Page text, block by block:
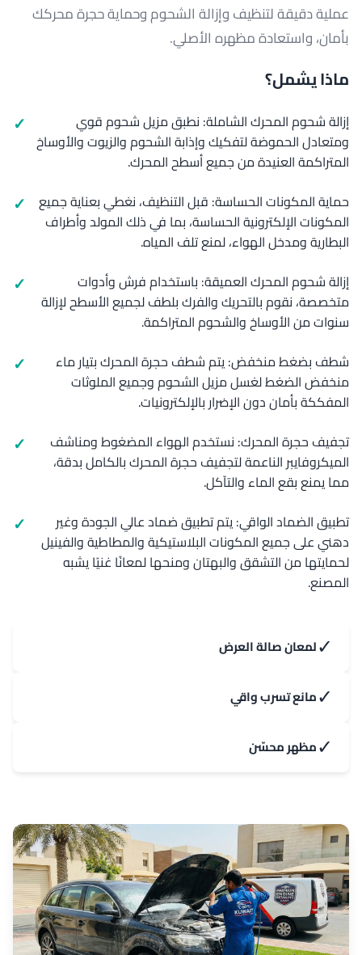
عملية دقيقة لتنظيف وإزالة الشحوم وحماية حجرة محركك
بأمان، واستعادة مظهره الأصلي.
ماذا يشمل؟
إزالة شحوم المحرك الشاملة: نطبق مزيل شحوم قوي
ومتعادل الحموضة لتفكيك وإذابة الشحوم والزيوت والأوساخ
المتراكمة العنيدة من جميع أسطح المحرك.
حماية المكونات الحساسة: قبل التنظيف، نغطي بعناية جميع
المكونات الإلكترونية الحساسة، بما في ذلك المولد وأطراف
البطارية ومدخل الهواء، لمنع تلف المياه.
إزالة شحوم المحرك العميقة: باستخدام فرش وأدوات
متخصصة، نقوم بالتحريك والفرك بلطف لجميع الأسطح لإزالة
سنوات من الأوساخ والشحوم المتراكمة.
شطف بضغط منخفض: يتم شطف حجرة المحرك بتيار ماء
منخفض الضغط لغسل مزيل الشحوم وجميع الملوثات
المفككة بأمان دون الإضرار بالإلكترونيات.
تجفيف حجرة المحرك: نستخدم الهواء المضغوط ومناشف
الميكروفايبر الناعمة لتجفيف حجرة المحرك بالكامل بدقة،
مما يمنع بقع الماء والتآكل.
تطبيق الضماد الواقي: يتم تطبيق ضماد عالي الجودة وغير
دهني على جميع المكونات البلاستيكية والمطاطية والفينيل
لحمايتها من التشقق والبهتان ومنحها لمعانًا غنيًا يشبه
المصنع.
✓لمعان صالة العرض
✓مانع تسرب واقي
✓مظهر محسّن